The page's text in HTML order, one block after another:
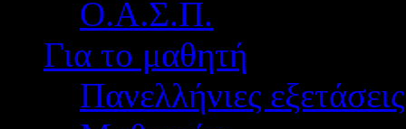
Ο.Α.Σ.Π.
Για το μαθητή
Πανελλήνιες εξετάσεις